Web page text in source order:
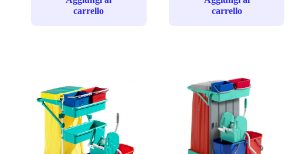
carrello
carrello